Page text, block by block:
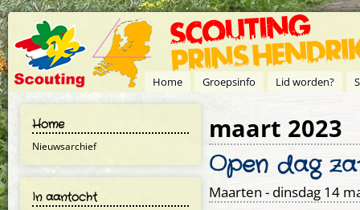
Overslaan en naar de inhoud gaan
Home Groepsinfo Lid worden?
Home
Nieuwsarchief
In aantocht
maart 2023
Open dag
Maarten - dinsdag 14